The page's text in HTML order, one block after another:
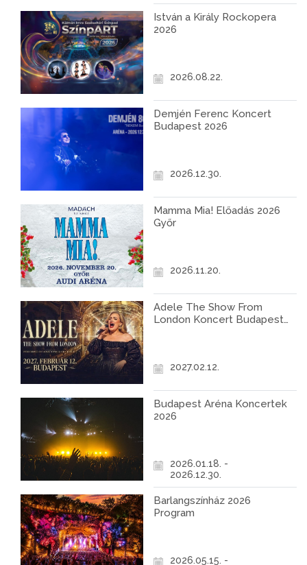
István a Király Rockopera
2026
2026.08.22.
Demjén Ferenc Koncert
Budapest 2026
2026.12.30.
Mamma Mia! Előadás 2026
Győr
2026.11.20.
Adele The Show From
London Koncert Budapest
2027.02.12.
Budapest Aréna Koncertek
2026
2026.01.18. -
2026.12.30.
Barlangszínház 2026
Program
2026.05.15. -